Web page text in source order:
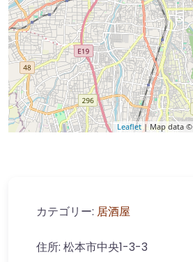
Leaflet | Map data ©
カテゴリー: 居酒屋
住所: 松本市中央1-3-3